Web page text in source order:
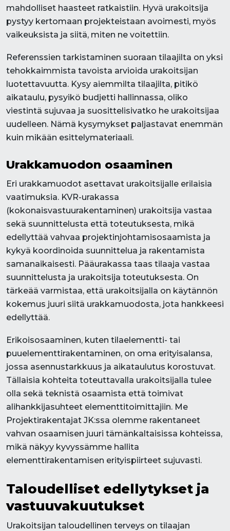
mahdolliset haasteet ratkaistiin. Hyvä urakoitsija
pystyy kertomaan projekteistaan avoimesti, myös
vaikeuksista ja siitä, miten ne voitettiin.
Referenssien tarkistaminen suoraan tilaajilta on yksi
tehokkaimmista tavoista arvioida urakoitsijan
luotettavuutta. Kysy aiemmilta tilaajilta, pitikö
aikataulu, pysyikö budjetti hallinnassa, oliko
viestintä sujuvaa ja suosittelisivatko he urakoitsijaa
uudelleen. Nämä kysymykset paljastavat enemmän
kuin mikään esittelymateriaali.
Urakkamuodon osaaminen
Eri urakkamuodot asettavat urakoitsijalle erilaisia
vaatimuksia. KVR-urakassa
(kokonaisvastuurakentaminen) urakoitsija vastaa
sekä suunnittelusta että toteutuksesta, mikä
edellyttää vahvaa projektinjohtamisosaamista ja
kykyä koordinoida suunnittelua ja rakentamista
samanaikaisesti. Pääurakassa taas tilaaja vastaa
suunnittelusta ja urakoitsija toteutuksesta. On
tärkeää varmistaa, että urakoitsijalla on käytännön
kokemus juuri siitä urakkamuodosta, jota hankkeesi
edellyttää.
Erikoisosaaminen, kuten tilaelementti- tai
puuelementtirakentaminen, on oma erityisalansa,
jossa asennustarkkuus ja aikataulutus korostuvat.
Tällaisia kohteita toteuttavalla urakoitsijalla tulee
olla sekä teknistä osaamista että toimivat
alihankkijasuhteet elementtitoimittajiin. Me
Projektirakentajat JK:ssa olemme rakentaneet
vahvan osaamisen juuri tämänkaltaisissa kohteissa,
mikä näkyy kyvyssämme hallita
elementtirakentamisen erityispiirteet sujuvasti.
Taloudelliset edellytykset ja
vastuuvakuutukset
Urakoitsijan taloudellinen terveys on tilaajan